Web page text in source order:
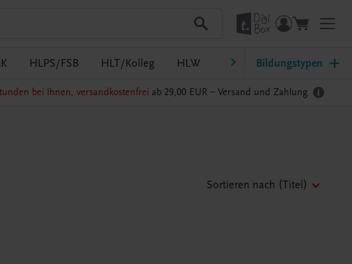
HLPS/FSB HLT/Kolleg HLW HTL/FS LW/LWBF
Bildungstypen
bei Ihnen, versandkostenfrei ab 29,00 EUR – Versand und Zahlung
Sortieren nach (Titel)